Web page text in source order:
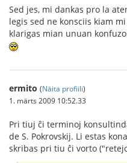
Sed jes, mi dankas pro la
legis sed ne konsciis kiam
klarigas mian unuan
ermito (Näita profiili)
1. märts 2009 10:52.33
Pri tiuj ĉi terminoj
de S. Pokrovskij. Li estas
skribas pri tiu ĉi vorto